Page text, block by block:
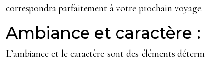
correspondra parfaitement à votre prochain voyage.
Ambiance et caractère
L’ambiance et le caractère sont des éléments